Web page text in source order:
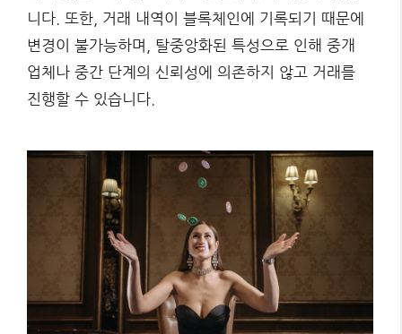
니다. 또한, 거래 내역이 블록체인에 기록되기 때문에
변경이 불가능하며, 탈중앙화된 특성으로 인해 중개
업체나 중간 단계의 신뢰성에 의존하지 않고 거래를
진행할 수 있습니다.